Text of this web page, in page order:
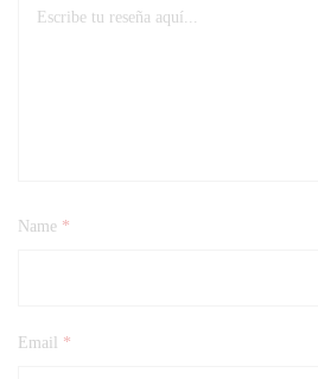
Name *
Email *